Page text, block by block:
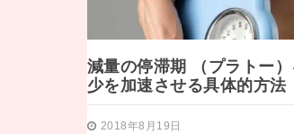
減量の停滞期 （プラトー
少を加速させる具体的方法
2018年8月19日